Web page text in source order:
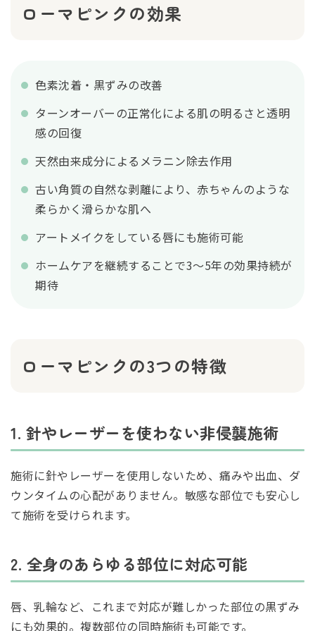
ローマピンクの効果
色素沈着・黒ずみの改善
ターンオーバーの正常化による肌の明るさと透明
感の回復
天然由来成分によるメラニン除去作用
古い角質の自然な剥離により、赤ちゃんのような
柔らかく滑らかな肌へ
アートメイクをしている唇にも施術可能
ホームケアを継続することで3〜5年の効果持続が
期待
ローマピンクの3つの特徴
1. 針やレーザーを使わない非侵襲施術
施術に針やレーザーを使用しないため、痛みや出血、ダ
ウンタイムの心配がありません。敏感な部位でも安心し
て施術を受けられます。
2. 全身のあらゆる部位に対応可能
唇、乳輪など、これまで対応が難しかった部位の黒ずみ
にも効果的。複数部位の同時施術も可能です。